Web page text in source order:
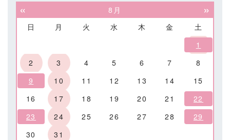
« 8月 »
日 月 火 水 木 金
土
1
2
3 4 5 6 7
8
9
10 11 12 13 14
15
16
17 18 19 20 21
22
23
24 25 26 27 28
29
30
31